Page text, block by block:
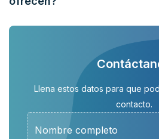
Llena estos datos para que
contacto.